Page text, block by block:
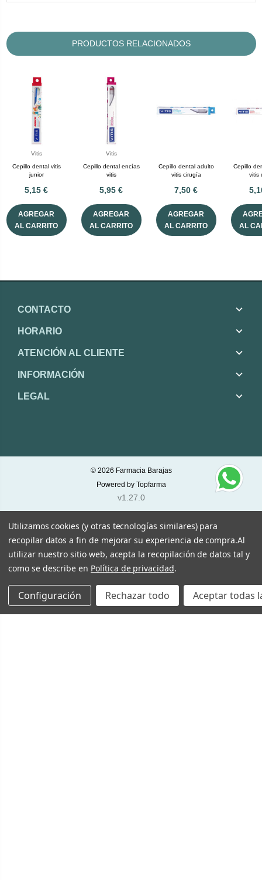
PRODUCTOS RELACIONADOS
Vitis
Cepillo dental vitis
junior
5,15 €
AGREGAR
AL CARRITO
Vitis
Cepillo dental encías
vitis
5,95 €
AGREGAR
AL CARRITO
Cepillo dental adulto
vitis cirugía
7,50 €
AGREGAR
AL CARRITO
Cepillo
vitis
AL
CONTACTO
HORARIO
ATENCIÓN AL CLIENTE
INFORMACIÓN
LEGAL
© 2026 Farmacia Barajas
Powered by Topfarma
v1.27.0
Utilizamos cookies (y otras tecnologías similares) para
recopilar datos a fin de mejorar su experiencia de compra.Al
utilizar nuestro sitio web, acepta la recopilación de datos tal y
como se describe en Política de privacidad.
Configuración Rechazar todo Aceptar todas